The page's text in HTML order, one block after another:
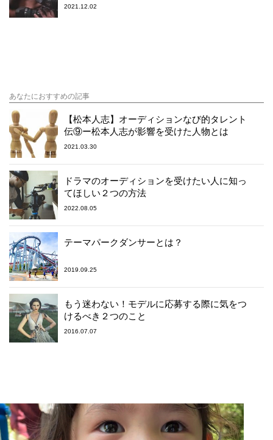
2021.12.02
あなたにおすすめの記事
【松本人志】オーディションなび的タレント
伝⑨ー松本人志が影響を受けた人物とは
2021.03.30
ドラマのオーディションを受けたい人に知っ
てほしい２つの方法
2022.08.05
テーマパークダンサーとは？
2019.09.25
もう迷わない！モデルに応募する際に気をつ
けるべき２つのこと
2016.07.07